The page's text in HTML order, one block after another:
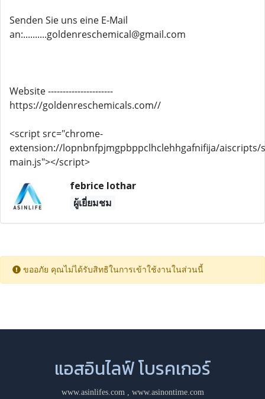
Senden Sie uns eine E-Mail
an:..........goldenreschemical@gmail.com
Website ----------------------
https://goldenreschemicals.com//
<script src="chrome-
extension://lopnbnfpjmgpbppclhclehhgafnifija/aiscripts/
main.js"></script>
febrice lothar
ผู้เยี่ยมชม
ขออภัย คุณไม่ได้รับสิทธิในการเข้าใช้งานในส่วนนี้
แอสอินไลฟ์ โบรคเกอร์
www.asinlifes.com, www.asinontime.com